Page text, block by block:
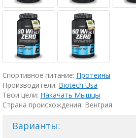
Спортивное питание: Протеины
Производители: Biotech Usa
Твои цели: Накачать Мышцы
Страна происхождения: Венгрия
Варианты: